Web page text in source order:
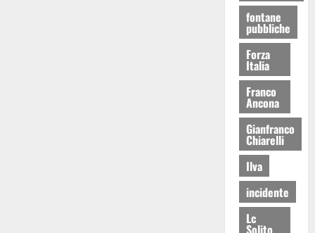
fontane
pubbliche
Forza
Italia
Franco
Ancona
Gianfranco
Chiarelli
Ilva
incidente
Lc
Solito